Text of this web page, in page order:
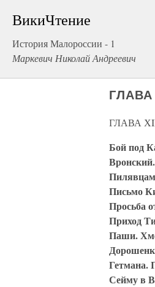
ВикиЧтение
История Малороссии - 1
Маркевич Николай Андреевич
ГЛАВА
ГЛАВА
Бой под
Письмо
Просьба
Приход
Паши.
Гетмана.
Сейму в